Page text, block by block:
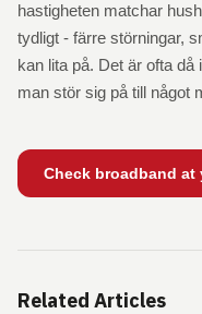
hastigheten matchar
tydligt - färre störningar,
kan lita på. Det är ofta
man stör sig på till något
Check broadband
Related Articles